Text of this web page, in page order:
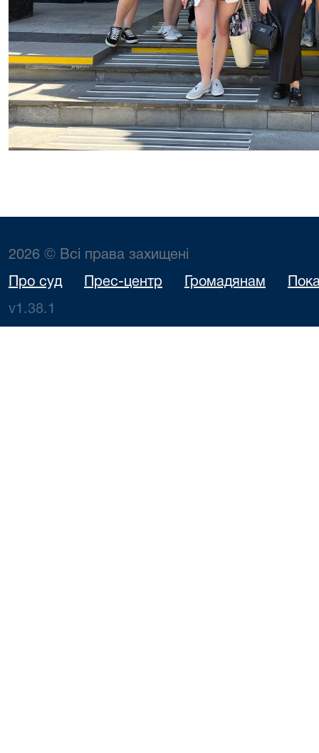
2026 © Всі права захищені
Про суд Прес-центр Громадянам
v1.38.1